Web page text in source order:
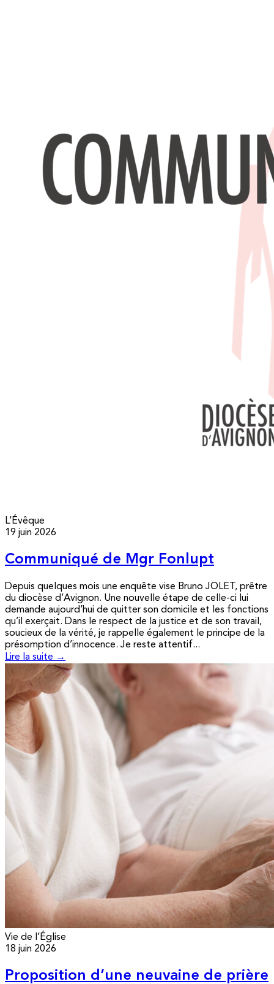
L’Évêque
19 juin 2026
Communiqué de Mgr Fonlupt
Depuis quelques mois une enquête vise Bruno JOLET, prêtre
du diocèse d’Avignon. Une nouvelle étape de celle-ci lui
demande aujourd’hui de quitter son domicile et les fonctions
qu’il exerçait. Dans le respect de la justice et de son travail,
soucieux de la vérité, je rappelle également le principe de la
présomption d’innocence. Je reste attentif...
Lire la suite →
Vie de l’Église
18 juin 2026
Proposition d’une neuvaine de prière